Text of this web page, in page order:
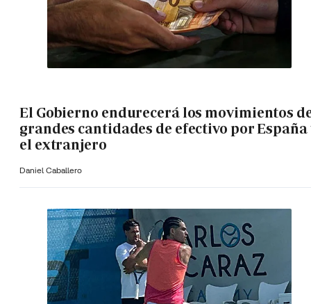
El Gobierno endurecerá los movimientos
grandes cantidades de efectivo por España
el extranjero
Daniel Caballero